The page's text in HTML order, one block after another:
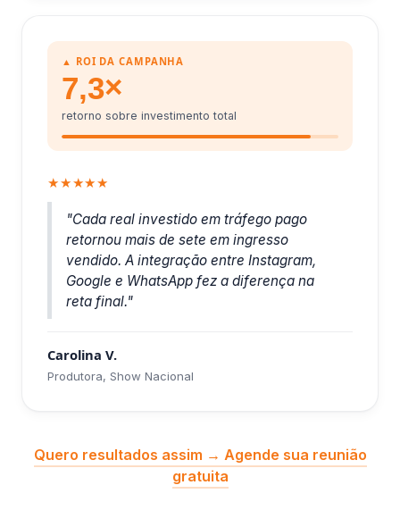
▲ ROI DA CAMPANHA
7,3×
retorno sobre investimento total
★★★★★
"Cada real investido em tráfego pago
retornou mais de sete em ingresso
vendido. A integração entre Instagram,
Google e WhatsApp fez a diferença na
reta final."
Carolina V.
Produtora, Show Nacional
Quero resultados assim → Agende sua reunião
gratuita